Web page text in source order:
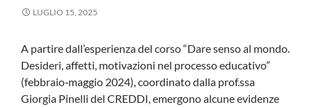
LUGLIO 15, 2025
A partire dall’esperienza del corso “Dare senso al mondo.
Desideri, affetti, motivazioni nel processo educativo”
(febbraio‑maggio 2024), coordinato dalla prof.ssa
Giorgia Pinelli del CREDDI, emergono alcune evidenze